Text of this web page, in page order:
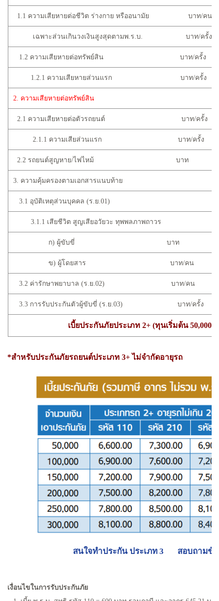
1.1 ความเสียหายต่อชีวิต ร่างกาย หรืออนามัย บาท/คน
เฉพาะส่วนเกินวงเงินสูงสุดตามพ.ร.บ. บาท/ครั้ง
1.2 ความเสียหายต่อทรัพย์สิน บาท/ครั้ง
1.2.1 ความเสียหายส่วนแรก บาท/ครั้ง
2. ความเสียหายต่อทรัพย์สิน
2.1 ความเสียหายต่อตัวรถยนต์ บาท/ครั้ง
2.1.1 ความเสียส่วนแรก บาท/ครั้ง
2.2 รถยนต์สูญหาย/ไฟไหม้ บาท
3. ความคุ้มครองตามเอกสารแนบท้าย
3.1 อุบัติเหตุส่วนบุคคล (ร.ย.01)
3.1.1 เสียชีวิต สูญเสียอวัยวะ ทุพพลภาพถาวร
ก) ผู้ขับขี่ บาท
ข) ผู้โดยสาร บาท/คน
3.2 ค่ารักษาพยาบาล (ร.ย.02) บาท/คน
3.3 การรับประกันตัวผู้ขับขี่ (ร.ย.03) บาท/ครั้ง
เบี้ยประกันภัยประเภท 2+ (ทุนเริ่มต้น 50,000
*สำหรับประกันภัยรถยนต์ประเภท 3+ ไม่จำกัดอายุร
สนใจทำประกัน ประเภท 3 สอบถามข้อ
เงื่อนไขในการรับประกันภัย